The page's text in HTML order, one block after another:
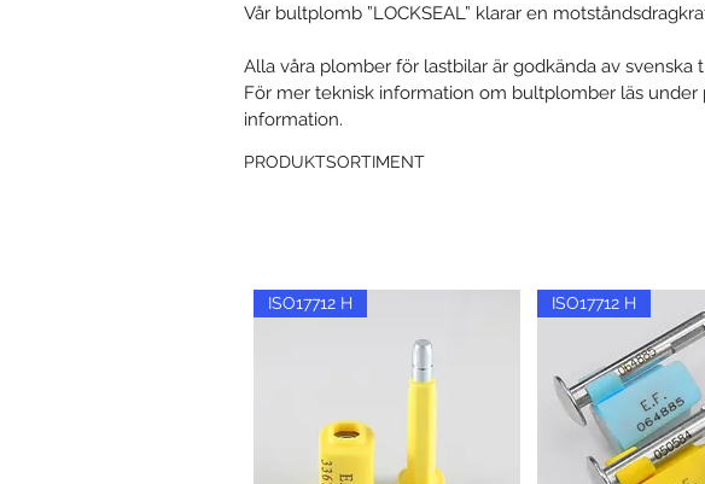
Vår bultplomb ”LOCKSEAL” klarar en
Alla våra plomber för lastbilar är godkända av svenska
För mer teknisk information om bultplomber läs
information.
PRODUKTSORTIMENT
ISO17712 H ISO17712 H